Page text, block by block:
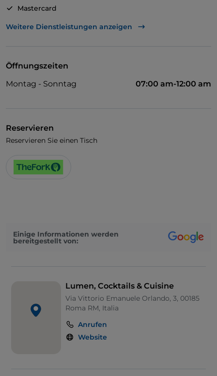
Mastercard
TheFork PAY
Weitere Dienstleistungen anzeigen
Öffnungszeiten
Montag - Sonntag
07:00 am-12:00 am
Reservieren
Reservieren Sie einen Tisch
Einige Informationen werden
bereitgestellt von:
Lumen, Cocktails & Cuisine
Via Vittorio Emanuele Orlando, 3, 00185
Roma RM, Italia
Anrufen
Website